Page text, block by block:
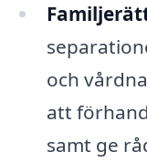
och
att
samt ge